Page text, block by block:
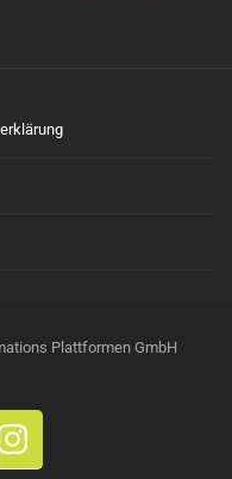
Plattformen GmbH